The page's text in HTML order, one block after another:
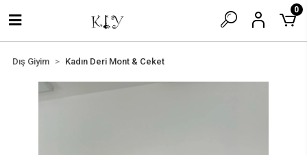
0
Dış Giyim Kadın Deri Mont & Ceket